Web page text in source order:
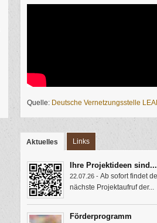
Quelle: Deutsche Vernetzungsstelle
Aktuelles (aktiver Reiter)
Links
Ihre Projektideen sind...
22.07.26 - Ab sofort findet
nächste Projektaufruf der...
Förderprogramm